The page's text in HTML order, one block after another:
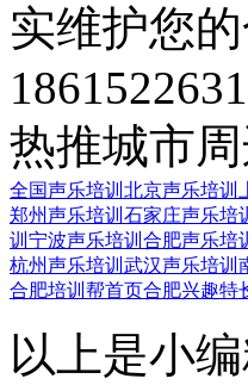
实维护您
热推城市
全国声乐培训 北京声乐培训
郑州声乐培训 石家庄声乐培
训 宁波声乐培训 合肥声乐培
杭州声乐培训 武汉声乐培训
合肥培训帮首页合肥兴趣特
以上是小